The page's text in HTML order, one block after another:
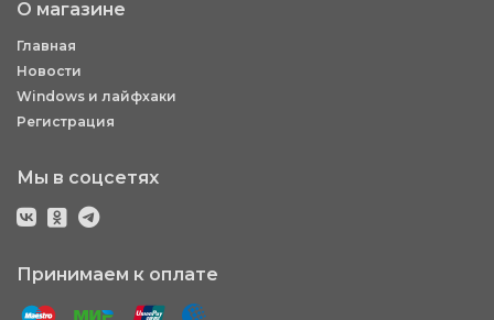
О магазине
Главная
Новости
Windows и лайфхаки
Регистрация
Мы в соцсетях
Принимаем к оплате